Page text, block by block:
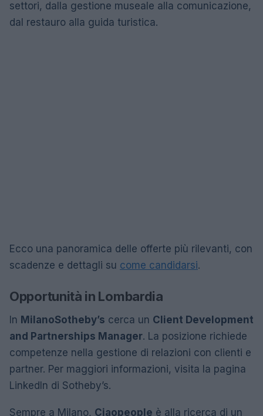
settori, dalla gestione museale alla comunicazione,
dal restauro alla guida turistica.
Ecco una panoramica delle offerte più rilevanti, con
scadenze e dettagli su come candidarsi.
Opportunità in Lombardia
In MilanoSotheby’s cerca un Client Development
and Partnerships Manager. La posizione richiede
competenze nella gestione di relazioni con clienti e
partner. Per maggiori informazioni, visita la pagina
LinkedIn di Sotheby’s.
Sempre a Milano, Ciaopeople è alla ricerca di un